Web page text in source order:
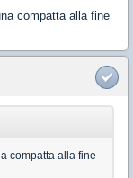
compatta alla fine
compatta alla fine